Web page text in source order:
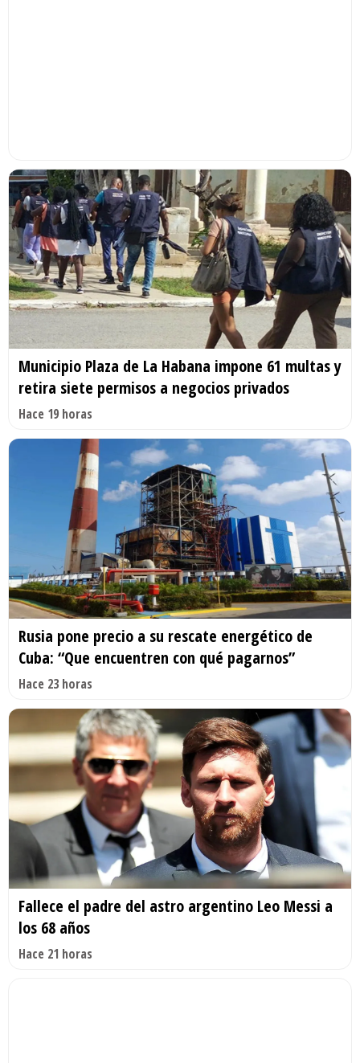
Municipio Plaza de La Habana impone 61 multas y
retira siete permisos a negocios privados
Hace 19 horas
Rusia pone precio a su rescate energético de
Cuba: “Que encuentren con qué pagarnos”
Hace 23 horas
Fallece el padre del astro argentino Leo Messi a
los 68 años
Hace 21 horas